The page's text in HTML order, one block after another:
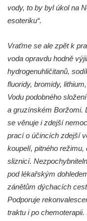
vody, to by byl úkol na
esoteriku“.
Vraťme se ale zpět k
voda opravdu hodně
hydrogenuhličitanů,
fluoridy, bromidy,
Vodu podobného
a gruzínském Boržomi.
se věnuje i zdejší
prací o účincích zdejší
koupelí, pitného režimu,
sliznicí.
pod lékařským
zánětům dýchacích
Podporuje
traktu i po